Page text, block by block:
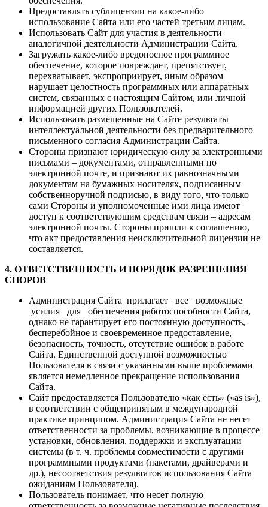
Предоставлять сублицензии на какое-либо
использование Сайта или его частей третьим лицам.
Использовать Сайт для участия в деятельности
аналогичной деятельности Администрации Сайта.
Загружать какое-либо вредоносное программное
обеспечение, которое повреждает, препятствует,
перехватывает, экспроприирует, иным образом
нарушает целостность программных или аппаратных
систем, связанных с настоящим Сайтом, или личной
информацией других Пользователей.
Использовать размещенные на Сайте результаты
интеллектуальной деятельности без предварительного
письменного согласия Администрации Сайта.
Стороны признают юридическую силу за электронными
письмами – документами, отправленными по
электронной почте, и признают их равнозначными
документам на бумажных носителях, подписанным
собственноручной подписью, в виду того, что только
сами Стороны и уполномоченные ими лица имеют
доступ к соответствующим средствам связи – адресам
электронной почты. Стороны пришли к соглашению,
что акт предоставления неисключительной лицензии не
составляется.
4. ОТВЕТСТВЕННОСТЬ И ПОРЯДОК РАЗРЕШЕНИЯ
СПОРОВ
Администрация Сайта прилагает все возможные
усилия для обеспечения работоспособности Сайта,
однако не гарантирует его постоянную доступность,
бесперебойное и своевременное предоставление,
безопасность, точность, отсутствие ошибок в работе
Сайта. Единственной доступной возможностью
Пользователя в связи с указанными выше проблемами
является немедленное прекращение использования
Сайта.
Сайт предоставляется Пользователю «как есть» («as is»),
в соответствии с общепринятым в международной
практике принципом. Администрация Сайта не несет
ответственности за проблемы, возникающие в процессе
установки, обновления, поддержки и эксплуатации
системы (в т. ч. проблемы совместимости с другими
программными продуктами (пакетами, драйверами и
др.), несоответствия результатов использования Сайта
ожиданиям Пользователя).
Пользователь понимает, что несет полную